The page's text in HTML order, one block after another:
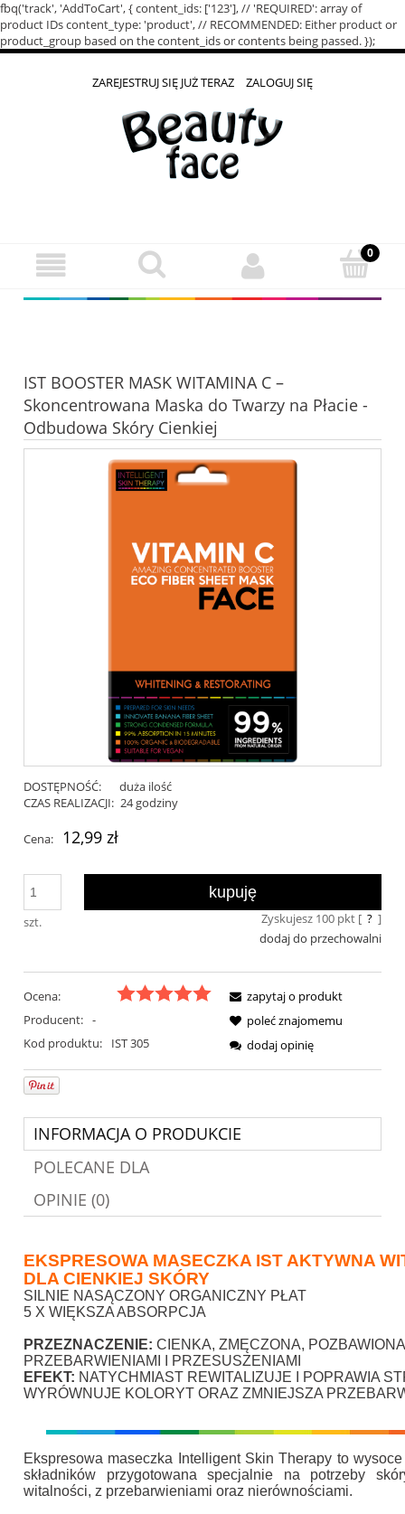
fbq('track', 'AddToCart', { content_ids: ['123'], // 'REQUIRED': array of
product IDs content_type: 'product', // RECOMMENDED: Either product or
product_group based on the content_ids or contents being passed. });
ZAREJESTRUJ SIĘ JUŻ TERAZ ZALOGUJ SIĘ
IST BOOSTER MASK WITAMINA C –
Skoncentrowana Maska do Twarzy na Płacie -
Odbudowa Skóry Cienkiej
DOSTĘPNOŚĆ:
duża ilość
CZAS REALIZACJI: 24 godziny
Cena: 12,99 zł
szt.
kupuję
Zyskujesz 100pkt [ ? ]
dodaj do przechowalni
Ocena:
Producent: -
Kod produktu:
IST 305
zapytaj o produkt
poleć znajomemu
dodaj opinię
INFORMACJA O PRODUKCIE
POLECANE DLA
OPINIE (0)
EKSPRESOWA MASECZKA IST AKTYWNA
DLA CIENKIEJ SKÓRY
SILNIE NASĄCZONY ORGANICZNY PŁAT
5 X WIĘKSZA ABSORPCJA
PRZEZNACZENIE: CIENKA, ZMĘCZONA,
PRZEBARWIENIAMI I PRZESUSZENIAMI
EFEKT: NATYCHMIAST REWITALIZUJE I POPRAWIA
WYRÓWNUJE KOLORYT ORAZ ZMNIEJSZA
Ekspresowa maseczka Intelligent Skin Therapy to
składników przygotowana specjalnie na potrzeby
witalności, z przebarwieniami oraz nierównościami.